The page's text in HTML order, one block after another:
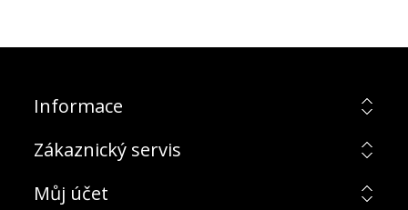
Informace
Zákaznický servis
Můj účet